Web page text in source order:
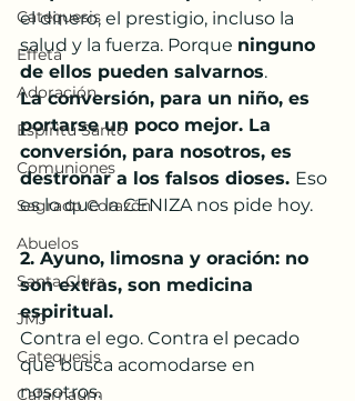
Catequesis
Effetá
Adoración
Espíritu Santo
Comuniones
Sagrado Corazón
Abuelos
Santa Clara
JMJ
Catequesis
Cafarnaúm
el dinero, el prestigio, incluso la
salud y la fuerza. Porque ninguno
de ellos pueden salvarnos.
La conversión, para un niño, es
portarse un poco mejor. La
conversión, para nosotros, es
destronar a los falsos dioses. Eso
es lo que la CENIZA nos pide hoy.
2. Ayuno, limosna y oración: no
son extras, son medicina
espiritual.
Contra el ego. Contra el pecado
que busca acomodarse en
nosotros.